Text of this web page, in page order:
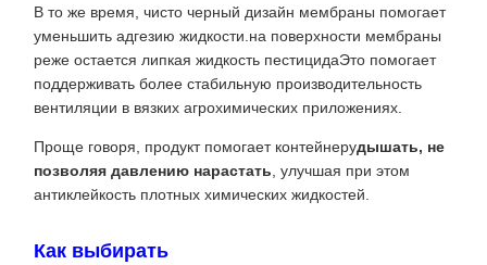
В то же время, чисто черный дизайн мембраны помогает
уменьшить адгезию жидкости.на поверхности мембраны
реже остается липкая жидкость пестицидаЭто помогает
поддерживать более стабильную производительность
вентиляции в вязких агрохимических приложениях.
Проще говоря, продукт помогает контейнерудышать, не
позволяя давлению нарастать , улучшая при этом
антиклейкость плотных химических жидкостей.
Как выбирать